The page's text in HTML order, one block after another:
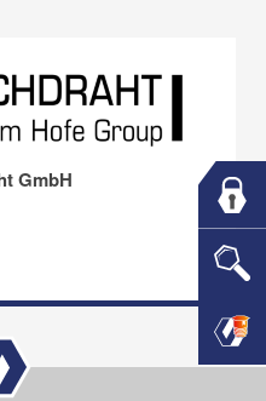
GmbH